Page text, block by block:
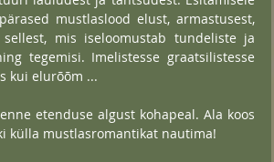
mustlaslood elust, armastusest,
mis iseloomustab tundeliste ja
tegemisi. Imelistesse graatsilistesse
kui elurõõm ...
etenduse algust kohapeal. Ala koos
külla mustlasromantikat nautima!